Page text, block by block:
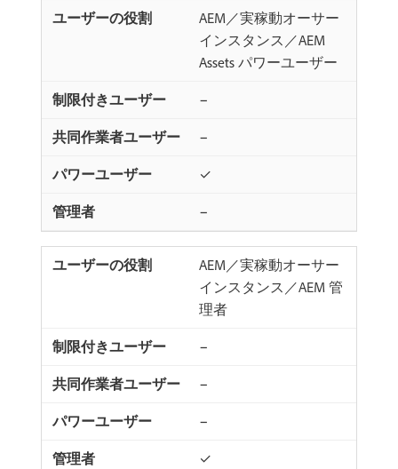
AEM／実稼動オーサー
インスタンス／AEM
Assets パワーユーザー
−
−
✓
−
AEM／実稼動オーサー
インスタンス／AEM 管
理者
−
−
−
✓